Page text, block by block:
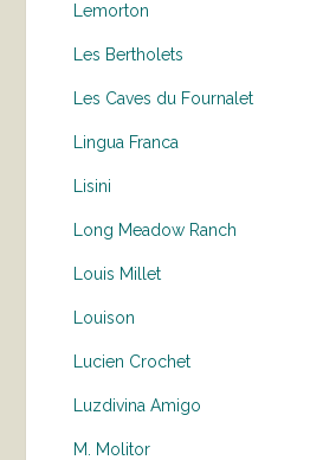
Lemorton
Les Bertholets
Les Caves du Fournalet
Lingua Franca
Lisini
Long Meadow Ranch
Louis Millet
Louison
Lucien Crochet
Luzdivina Amigo
M. Molitor